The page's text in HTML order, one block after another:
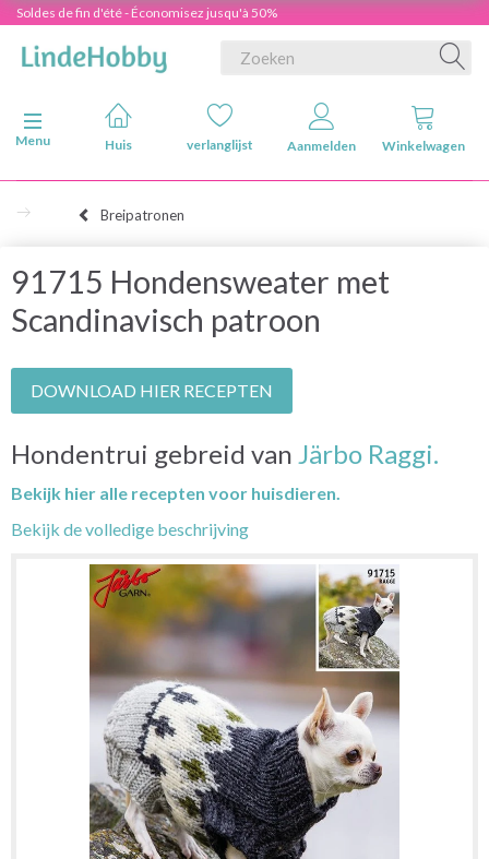
Soldes de fin d'été - Économisez jusqu'à 50%
Navigatie in-/uitschakelen
Menu
Huis verlanglijst Aanmelden Winkelwagen
Breipatronen
91715 Hondensweater met
Scandinavisch patroon
DOWNLOAD HIER RECEPTEN
Hondentrui gebreid van Järbo Raggi.
Bekijk hier alle recepten voor huisdieren.
Bekijk de volledige beschrijving